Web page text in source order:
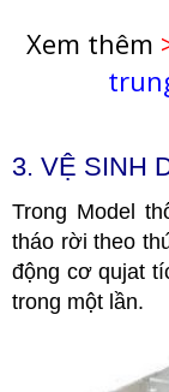
Xem thêm
3. VỆ SINH
Trong Model
tháo rời theo
động cơ qujat
trong một lần.